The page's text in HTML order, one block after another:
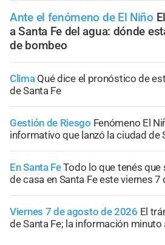
Ante el fenómeno de El Niño
a Santa Fe del agua: dónde
de bombeo
Clima Qué dice el pronóstico de
de Santa Fe
Gestión de Riesgo Fenómeno El
informativo que lanzó la ciudad de
En Santa FeTodo lo que tenés que
de casa en Santa Fe este viernes
Viernes 7 de agosto de 2026 El
de Santa Fe; la información minuto